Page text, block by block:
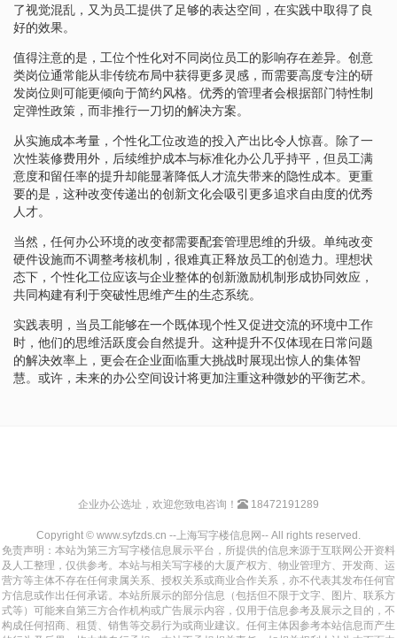
了视觉混乱，又为员工提供了足够的表达空间，在实践中取得了良
好的效果。
值得注意的是，工位个性化对不同岗位员工的影响存在差异。创意
类岗位通常能从非传统布局中获得更多灵感，而需要高度专注的研
发岗位则可能更倾向于简约风格。优秀的管理者会根据部门特性制
定弹性政策，而非推行一刀切的解决方案。
从实施成本考量，个性化工位改造的投入产出比令人惊喜。除了一
次性装修费用外，后续维护成本与标准化办公几乎持平，但员工满
意度和留任率的提升却能显著降低人才流失带来的隐性成本。更重
要的是，这种改变传递出的创新文化会吸引更多追求自由度的优秀
人才。
当然，任何办公环境的改变都需要配套管理思维的升级。单纯改变
硬件设施而不调整考核机制，很难真正释放员工的创造力。理想状
态下，个性化工位应该与企业整体的创新激励机制形成协同效应，
共同构建有利于突破性思维产生的生态系统。
实践表明，当员工能够在一个既体现个性又促进交流的环境中工作
时，他们的思维活跃度会自然提升。这种提升不仅体现在日常问题
的解决效率上，更会在企业面临重大挑战时展现出惊人的集体智
慧。或许，未来的办公空间设计将更加注重这种微妙的平衡艺术。
企业办公选址，欢迎您致电咨询！ 18472191289
Copyright © www.syfzds.cn --上海写字楼信息网-- All rights reserved.
免责声明：本站为第三方写字楼信息展示平台，所提供的信息来源于互联网公开资料
及人工整理，仅供参考。本站与相关写字楼的大厦产权方、物业管理方、开发商、运
营方等主体不存在任何隶属关系、授权关系或商业合作关系，亦不代表其发布任何官
方信息或作出任何承诺。本站所展示的部分信息（包括但不限于文字、图片、联系方
式等）可能来自第三方合作机构或广告展示内容，仅用于信息参考及展示之目的，不
构成任何招商、租赁、销售等交易行为或商业建议。任何主体因参考本站信息而产生